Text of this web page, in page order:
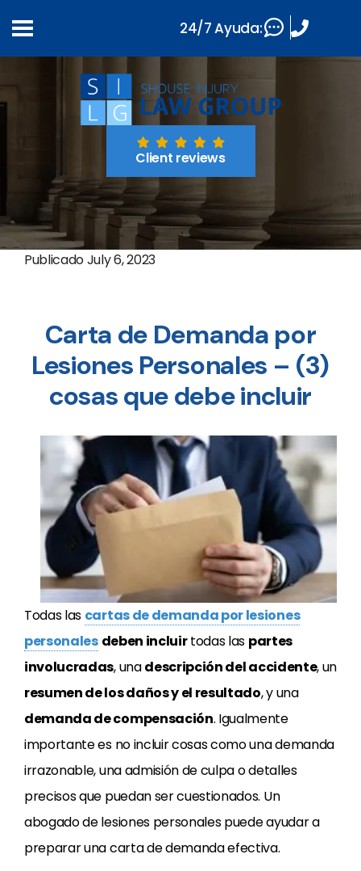
Client reviews
PublicadoJuly 6, 2023
Carta de Demanda por
Lesiones Personales – (3)
cosas que debe incluir
Todas las cartas de demanda por lesiones
personales deben incluirtodas las partes
involucradas, unadescripción del accidente, un
resumen de los daños y el resultado, y una
demanda de compensación. Igualmente
importante es no incluir cosas como una demanda
irrazonable, una admisión de culpa o detalles
precisos que puedan ser cuestionados. Un
abogado de lesiones personales puede ayudar a
preparar una carta de demanda efectiva.
24/7 Ayuda: